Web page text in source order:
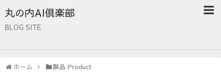
丸の内AI倶楽部
BLOG SITE
ホーム 製品 Product